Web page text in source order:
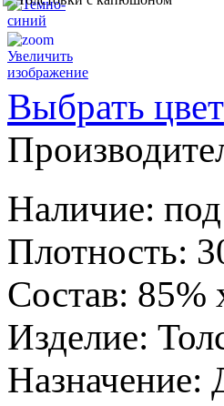
Увеличить
изображение
Выбрать цвет
Наличие: под
Плотность:
Состав: 85%
Изделие:
Назначение: